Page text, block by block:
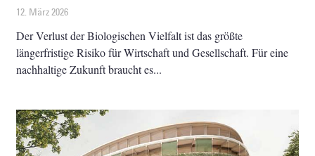
12. März 2026
Der Verlust der Biologischen Vielfalt ist das größte
längerfristige Risiko für Wirtschaft und Gesellschaft. Für eine
nachhaltige Zukunft braucht es